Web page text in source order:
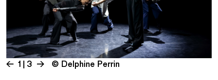
1 | 3 © Delphine Perrin